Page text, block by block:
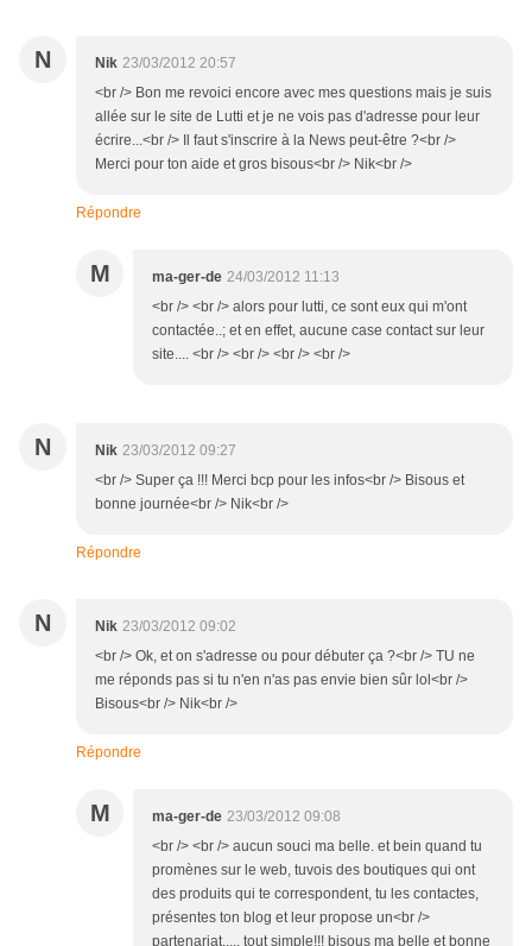
N Nik 23/03/2012 20:57
<br /> Bon me revoici encore avec mes questions mais je suis
allée sur le site de Lutti et je ne vois pas d'adresse pour leur
écrire...<br /> Il faut s'inscrire à la News peut-être ?<br />
Merci pour ton aide et gros bisous<br /> Nik<br />
Répondre
M ma-ger-de 24/03/2012 11:13
<br /> <br /> alors pour lutti, ce sont eux qui m'ont
contactée..; et en effet, aucune case contact sur leur
site.... <br /> <br /> <br /> <br />
N Nik 23/03/2012 09:27
<br /> Super ça !!! Merci bcp pour les infos<br /> Bisous et
bonne journée<br /> Nik<br />
Répondre
N Nik 23/03/2012 09:02
<br /> Ok, et on s'adresse ou pour débuter ça ?<br /> TU ne
me réponds pas si tu n'en n'as pas envie bien sûr lol<br />
Bisous<br /> Nik<br />
Répondre
M ma-ger-de 23/03/2012 09:08
<br /> <br /> aucun souci ma belle. et bein quand tu
promènes sur le web, tuvois des boutiques qui ont
des produits qui te correspondent, tu les contactes,
présentes ton blog et leur propose un<br />
partenariat..... tout simple!!! bisous ma belle et bonne